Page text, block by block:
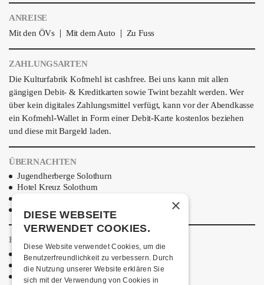
ANREISE
Mit den ÖVs | Mit dem Auto | Zu Fuss
ZAHLUNGSARTEN
Die Kulturfabrik Kofmehl ist cashfree. Bei uns kann mit allen
gängigen Debit- & Kreditkarten sowie Twint bezahlt werden. Wer
über kein digitales Zahlungsmittel verfügt, kann vor der Abendkasse
ein Kofmehl-Wallet in Form einer Debit-Karte kostenlos beziehen
und diese mit Bargeld laden.
ÜBERNACHTEN
Jugendherberge Solothurn
Hotel Kreuz Solothurn
Weitere Unterkünfte
ESSENSTIPPS
Pier 11
Restaurant Kreuz
Pittaria
×
DIESE WEBSEITE
VERWENDET COOKIES.
Diese Website verwendet Cookies, um die
Benutzerfreundlichkeit zu verbessern. Durch
die Nutzung unserer Website erklären Sie
sich mit der Verwendung von Cookies in